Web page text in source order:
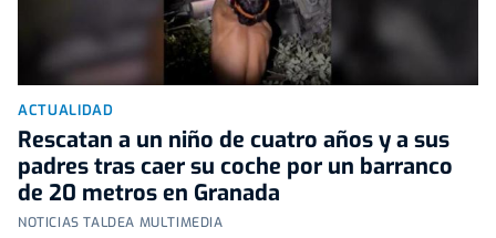
ACTUALIDAD
Rescatan a un niño de cuatro años y a sus
padres tras caer su coche por un barranco
de 20 metros en Granada
NOTICIAS TALDEA MULTIMEDIA